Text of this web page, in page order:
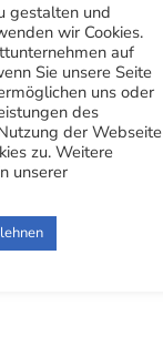
von
,Facebook
dort
gestalten und
wir Cookies.
auf
Sie unsere Seite
uns oder
des
der Webseite
zu. Weitere
unserer